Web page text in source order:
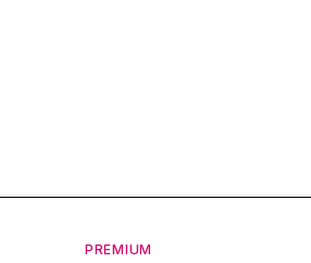
PREMIUM